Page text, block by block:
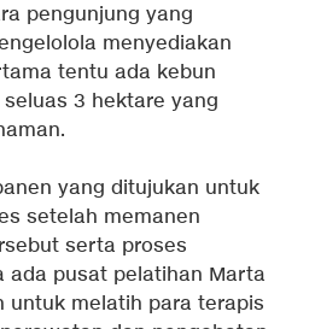
pengunjung yang
menyediakan
tentu ada kebun
3 hektare yang
yang ditujukan untuk
setelah memanen
serta proses
ada pusat pelatihan Marta
untuk melatih para terapis